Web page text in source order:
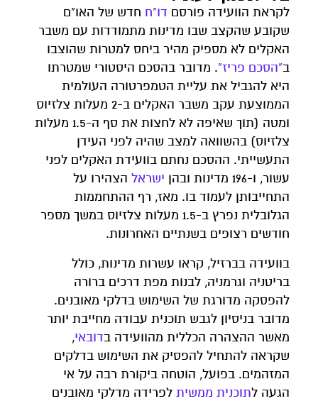
לקראת הוועידה פורסם דו"ח חדש של האו"ם
שקובע שהקצב שבו מדינות מתמודדות עם משבר
האקלים לא מספיק מהיר ביחס למטרות שהוצבו
ב"הסכם פריז". מדובר בהסכם היסטורי שמטרתו
היא להגביל את עליית הטמפרטורה העולמית
הממוצעת עקב משבר האקלים ב-2 מעלות צלזיוס
ומטה (תוך שאיפה לא לחצות את סף ה-1.5 מעלות
צלזיוס) בהשוואה למצב שהיה לפני העידן
התעשייתי. ההסכם נחתם בוועידת האקלים לפני
עשור, ו-196 מדינות ובהן
ישראל הצהירו על
התחייבותן לעמוד בו. מאז, רף ההתחממות
הגלובלית נפרץ ב-1.5 מעלות צלזיוס במשך מספר
חודשים רצופים בשנתיים האחרונות.
בוועידה בברזיל, קראו עשרות מדינות, כולל
בריטניה וגרמניה, לבנות מפת דרכים ברורה
להפסקה מדורגת של השימוש בדלקי מאובנים.
מדובר בניסיון לגבש תוכנית עבודה מחייבת יותר
מאשר ההצהרה הכללית מהוועידה בדובאי,
שקראה להתחיל להפסיק את השימוש בדלקים
המזהמים. בפועל, הוטחה ביקורת רבה על אי
הגעה לתוכנית ממשית לפרידה מדלקי מאובנים